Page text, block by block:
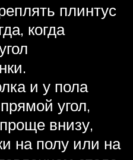
плинтус
когда
и у пола
угол,
внизу,
на полу или на